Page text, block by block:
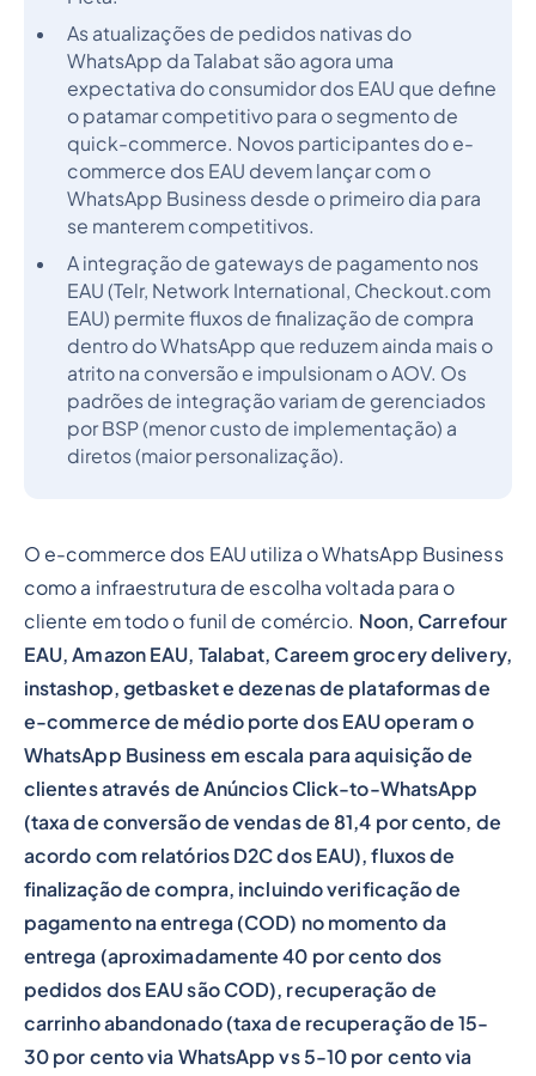
As atualizações de pedidos nativas do
WhatsApp da Talabat são agora uma
expectativa do consumidor dos EAU que define
o patamar competitivo para o segmento de
quick-commerce. Novos participantes do e-
commerce dos EAU devem lançar com o
WhatsApp Business desde o primeiro dia para
se manterem competitivos.
A integração de gateways de pagamento nos
EAU (Telr, Network International, Checkout.com
EAU) permite fluxos de finalização de compra
dentro do WhatsApp que reduzem ainda mais o
atrito na conversão e impulsionam o AOV. Os
padrões de integração variam de gerenciados
por BSP (menor custo de implementação) a
diretos (maior personalização).
O e-commerce dos EAU utiliza o WhatsApp Business
como a infraestrutura de escolha voltada para o
cliente em todo o funil de comércio. Noon, Carrefour
EAU, Amazon EAU, Talabat, Careem grocery delivery,
instashop, getbasket e dezenas de plataformas de
e-commerce de médio porte dos EAU operam o
WhatsApp Business em escala para aquisição de
clientes através de Anúncios Click-to-WhatsApp
(taxa de conversão de vendas de 81,4 por cento, de
acordo com relatórios D2C dos EAU), fluxos de
finalização de compra, incluindo verificação de
pagamento na entrega (COD) no momento da
entrega (aproximadamente 40 por cento dos
pedidos dos EAU são COD), recuperação de
carrinho abandonado (taxa de recuperação de 15-
30 por cento via WhatsApp vs 5-10 por cento via